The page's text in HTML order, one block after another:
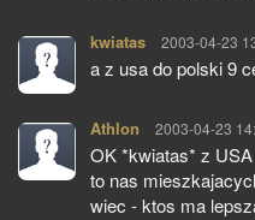
kwiatas pisze:
2003-04-23
a z usa do polski 9
Athlon pisze:
2003-04-23
OK *kwiatas* z
to nas
wiec - ktos ma